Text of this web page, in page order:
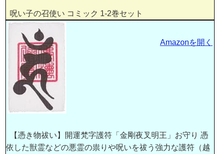
呪い子の召使い コミック 1-2巻セット
【憑き物祓い】開運梵字護符「金剛夜叉明王」お守り 憑
依した獣霊などの悪霊の祟りや呪いを祓う強力な護符（越
Amazonを開く